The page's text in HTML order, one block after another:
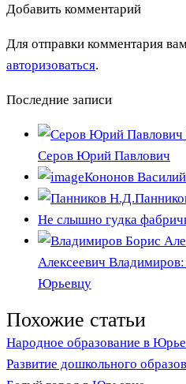
Добавить комментарий
Для отправки комментария
авторизоваться.
Последние записи
Серов Юрий Павлович
Кононов
Не слышно гудка
Алексеевич
Юрьевцу
Похожие статьи
Народное образование в
Развитие дошкольного